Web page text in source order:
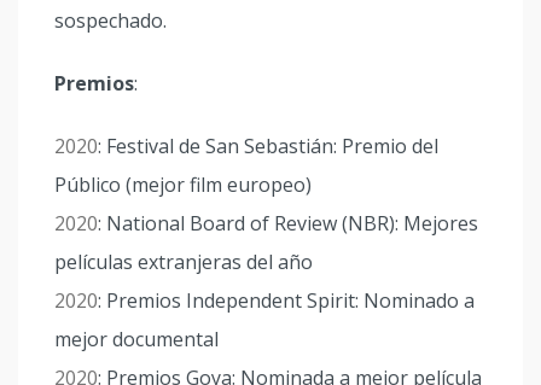
sospechado.
Premios:
2020: Festival de San Sebastián: Premio del
Público (mejor film europeo)
2020: National Board of Review (NBR): Mejores
películas extranjeras del año
2020: Premios Independent Spirit: Nominado a
mejor documental
2020: Premios Goya: Nominada a mejor película